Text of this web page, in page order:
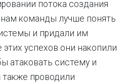
потока создания
команды лучше понять
и придали им
успехов они накопили
атаковать систему и
проводили